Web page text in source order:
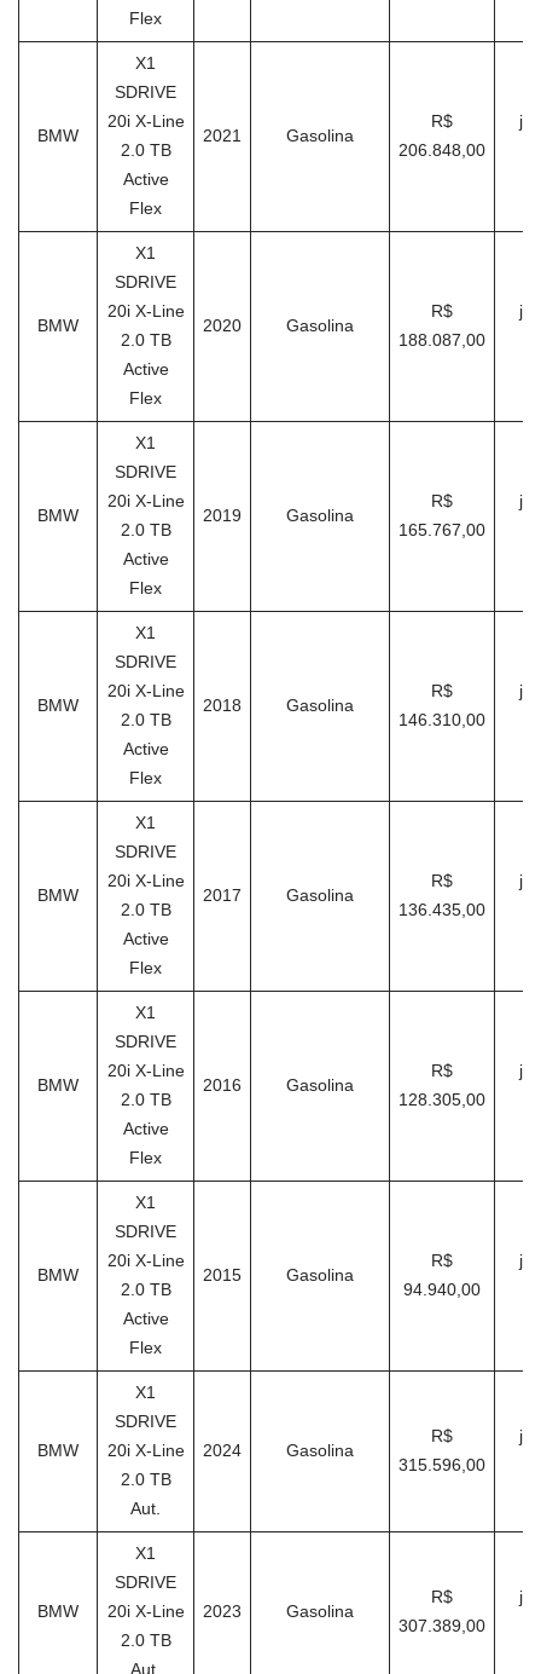
Flex
BMW
X1
SDRIVE
20i X-Line
2.0 TB
Active
Flex
2021 Gasolina
R$
206.848,00
BMW
X1
SDRIVE
20i X-Line
2.0 TB
Active
Flex
2020 Gasolina
R$
188.087,00
BMW
X1
SDRIVE
20i X-Line
2.0 TB
Active
Flex
2019 Gasolina
R$
165.767,00
BMW
X1
SDRIVE
20i X-Line
2.0 TB
Active
Flex
2018 Gasolina
R$
146.310,00
BMW
X1
SDRIVE
20i X-Line
2.0 TB
Active
Flex
2017 Gasolina
R$
136.435,00
BMW
X1
SDRIVE
20i X-Line
2.0 TB
Active
Flex
2016 Gasolina
R$
128.305,00
BMW
X1
SDRIVE
20i X-Line
2.0 TB
Active
Flex
2015 Gasolina
R$
94.940,00
BMW
X1
SDRIVE
20i X-Line
2.0 TB
Aut.
2024 Gasolina
R$
315.596,00
BMW
X1
SDRIVE
20i X-Line
2.0 TB
Aut.
2023 Gasolina
R$
307.389,00